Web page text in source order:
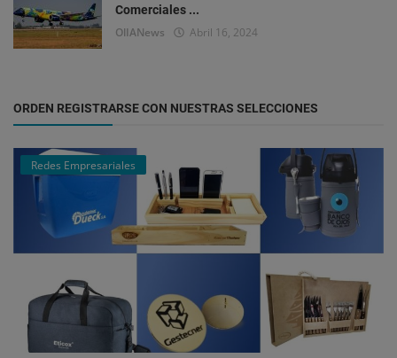
Comerciales ...
OlIANews Abril 16, 2024
ORDEN REGISTRARSE CON NUESTRAS SELECCIONES
Redes Empresariales